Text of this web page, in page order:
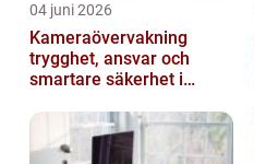
04 juni 2026
Kameraövervakning
trygghet, ansvar och
smartare säkerhet i